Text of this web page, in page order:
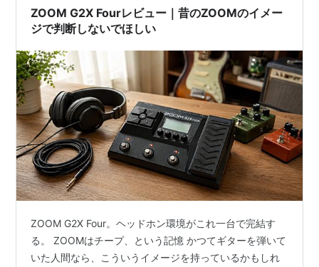
ZOOM G2X Fourレビュー｜昔のZOOMのイメー
ジで判断しないでほしい
ZOOM G2X Four。ヘッドホン環境がこれ一台で完結す
る。 ZOOMはチープ、という記憶 かつてギターを弾いて
いた人間なら、こういうイメージを持っているかもしれ